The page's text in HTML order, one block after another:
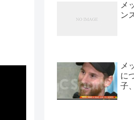
メ
ン
メ
に
子